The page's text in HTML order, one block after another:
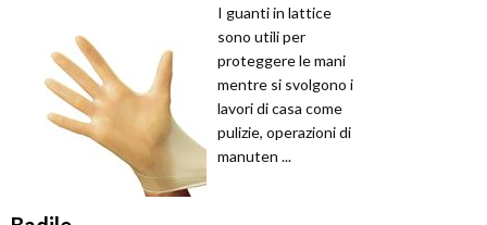
I guanti in lattice
sono utili per
proteggere le mani
mentre si svolgono i
lavori di casa come
pulizie, operazioni di
manuten ...